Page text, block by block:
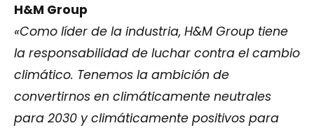
H&M Group
«Como líder de la industria, H&M Group tiene
la responsabilidad de luchar contra el cambio
climático. Tenemos la ambición de
convertirnos en climáticamente neutrales
para 2030 y climáticamente positivos para